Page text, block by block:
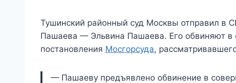
Тушинский районный суд Москвы отправил в
Пашаева — Эльвина Пашаева. Его обвиняют в
постановления Мосгорсуда,
— Пашаеву предъявлено обвинение в